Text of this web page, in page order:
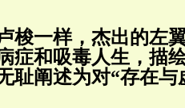
梭一样，杰出的左
症和吸毒人生，描
耻阐述为对“存在与